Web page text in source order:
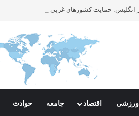
ورزشی اقتصاد جامعه حوادث